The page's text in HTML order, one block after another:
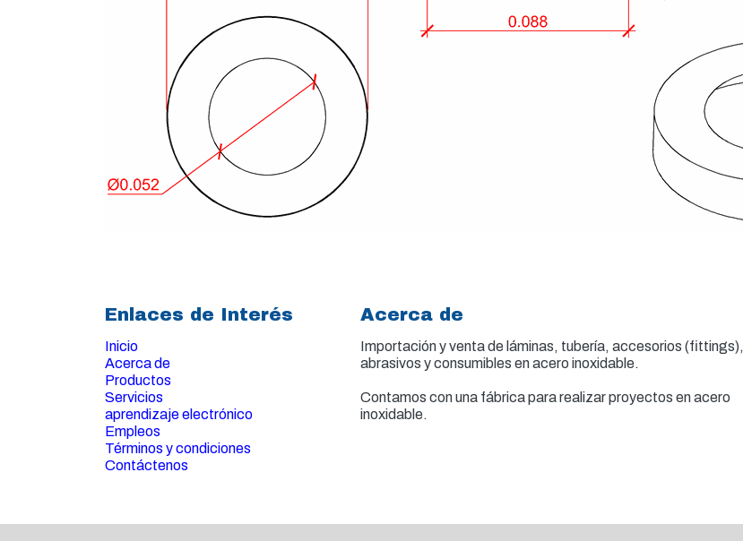
Enlaces de Interés
Inicio
Acerca de
Productos
Servicios
aprendizaje electrónico
Empleos
Términos y condiciones
Contáctenos
Acerca de
Importación y venta de láminas, tubería, accesorios (fittings),
abrasivos y consumibles en acero inoxidable.
Contamos con una fábrica para realizar proyectos en acero
inoxidable.